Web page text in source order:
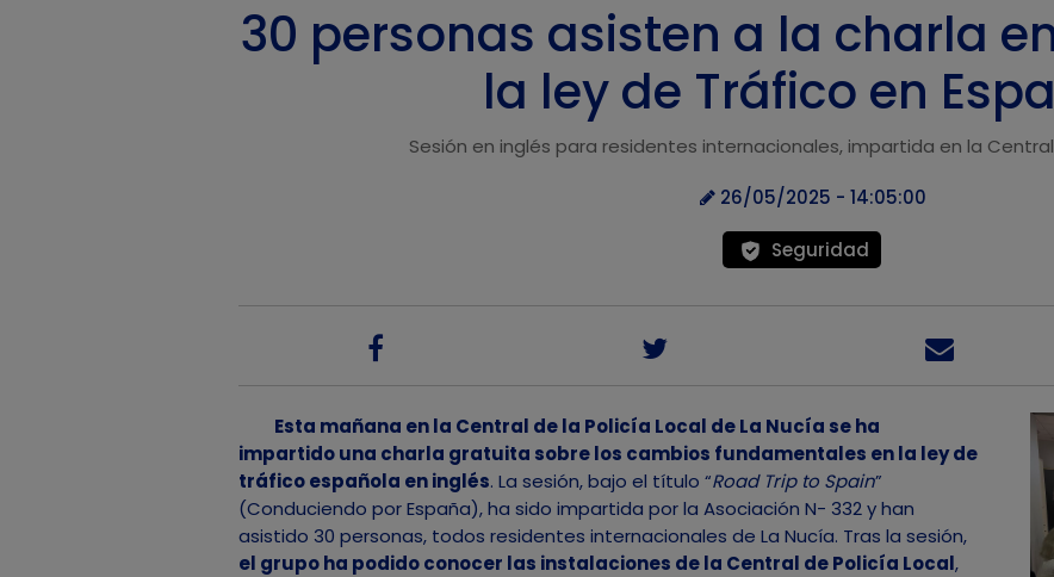
30 personas asisten a la charla
la ley de Tráfico en
Sesión en inglés para residentes internacionales, impartida en la
26/05/2025 - 14:05:00
Seguridad
Esta mañana en la Central de la Policía Local de La Nucía se ha
impartido una charla gratuita sobre los cambios fundamentales en la ley de
tráfico española en inglés. La sesión, bajo el título “Road Trip to Spain”
(Conduciendo por España), ha sido impartida por la Asociación N- 332 y han
asistido 30 personas, todos residentes internacionales de La Nucía. Tras la sesión,
el grupo ha podido conocer las instalaciones de la Central de Policía Local,